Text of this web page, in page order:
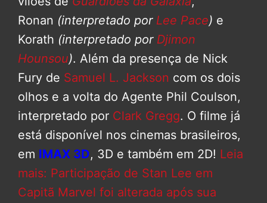
Ronan (interpretado por Lee Pace) e
Korath (interpretado por Djimon
Hounsou). Além da presença de Nick
Fury de Samuel L. Jackson com os dois
olhos e a volta do Agente Phil Coulson,
interpretado por Clark Gregg. O filme já
está disponível nos cinemas brasileiros,
em IMAX 3D, 3D e também em 2D! Leia
mais: Participação de Stan Lee em
Capitã Marvel foi alterada após sua